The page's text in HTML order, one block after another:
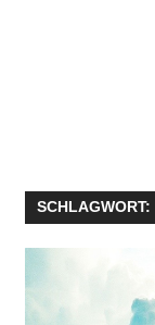
SCHLAGWORT: